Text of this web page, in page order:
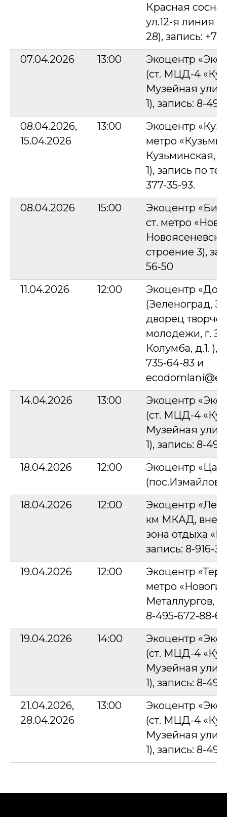
Красная
ул.12-я линия
28), запись: +7-
07.04.2026
13:00
Экоцентр
(ст. МЦД-4
Музейная
1), запись: 8-
08.04.2026,
15.04.2026
13:00
Экоцентр
метро
Кузьминская,
1), запись по
377-35-93.
08.04.2026
15:00
Экоцентр
ст. метро
строение 3),
56-50
11.04.2026
12:00
Экоцентр
(Зеленоград,
дворец
молодежи, г.
Колумба, д.1. ),
735-64-83 и
14.04.2026
13:00
Экоцентр
(ст. МЦД-4
Музейная
1), запись: 8-
18.04.2026
12:00
Экоцентр
18.04.2026
12:00
Экоцентр
км МКАД,
зона отдыха
запись: 8-916-
19.04.2026
12:00
Экоцентр
метро
Металлургов, д.
8-495-672-88-65
19.04.2026
14:00
Экоцентр
(ст. МЦД-4
Музейная
1), запись: 8-
21.04.2026,
28.04.2026
13:00
Экоцентр
(ст. МЦД-4
Музейная
1), запись: 8-